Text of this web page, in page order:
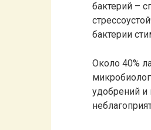
бактерий –
бактерии
Около 40%
удобрений и